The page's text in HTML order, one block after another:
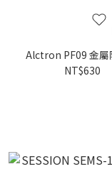
Alctron PF09 金屬
NT$630